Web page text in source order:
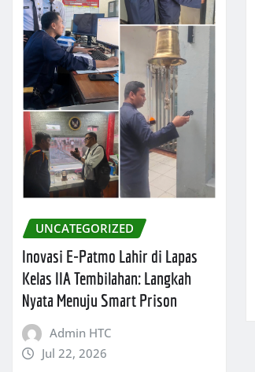
UNCATEGORIZED
Inovasi E-Patmo Lahir di Lapas
Kelas IIA Tembilahan: Langkah
Nyata Menuju Smart Prison
Admin HTC
Jul 22, 2026